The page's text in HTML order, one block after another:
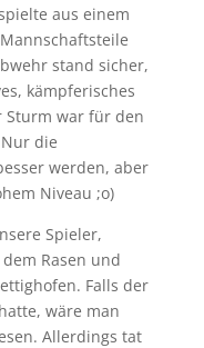
aus einem
stand sicher,
kämpferisches
Sturm war für den
die
werden, aber
Niveau ;o)
Spieler,
Rasen und
Falls der
wäre man
Allerdings tat